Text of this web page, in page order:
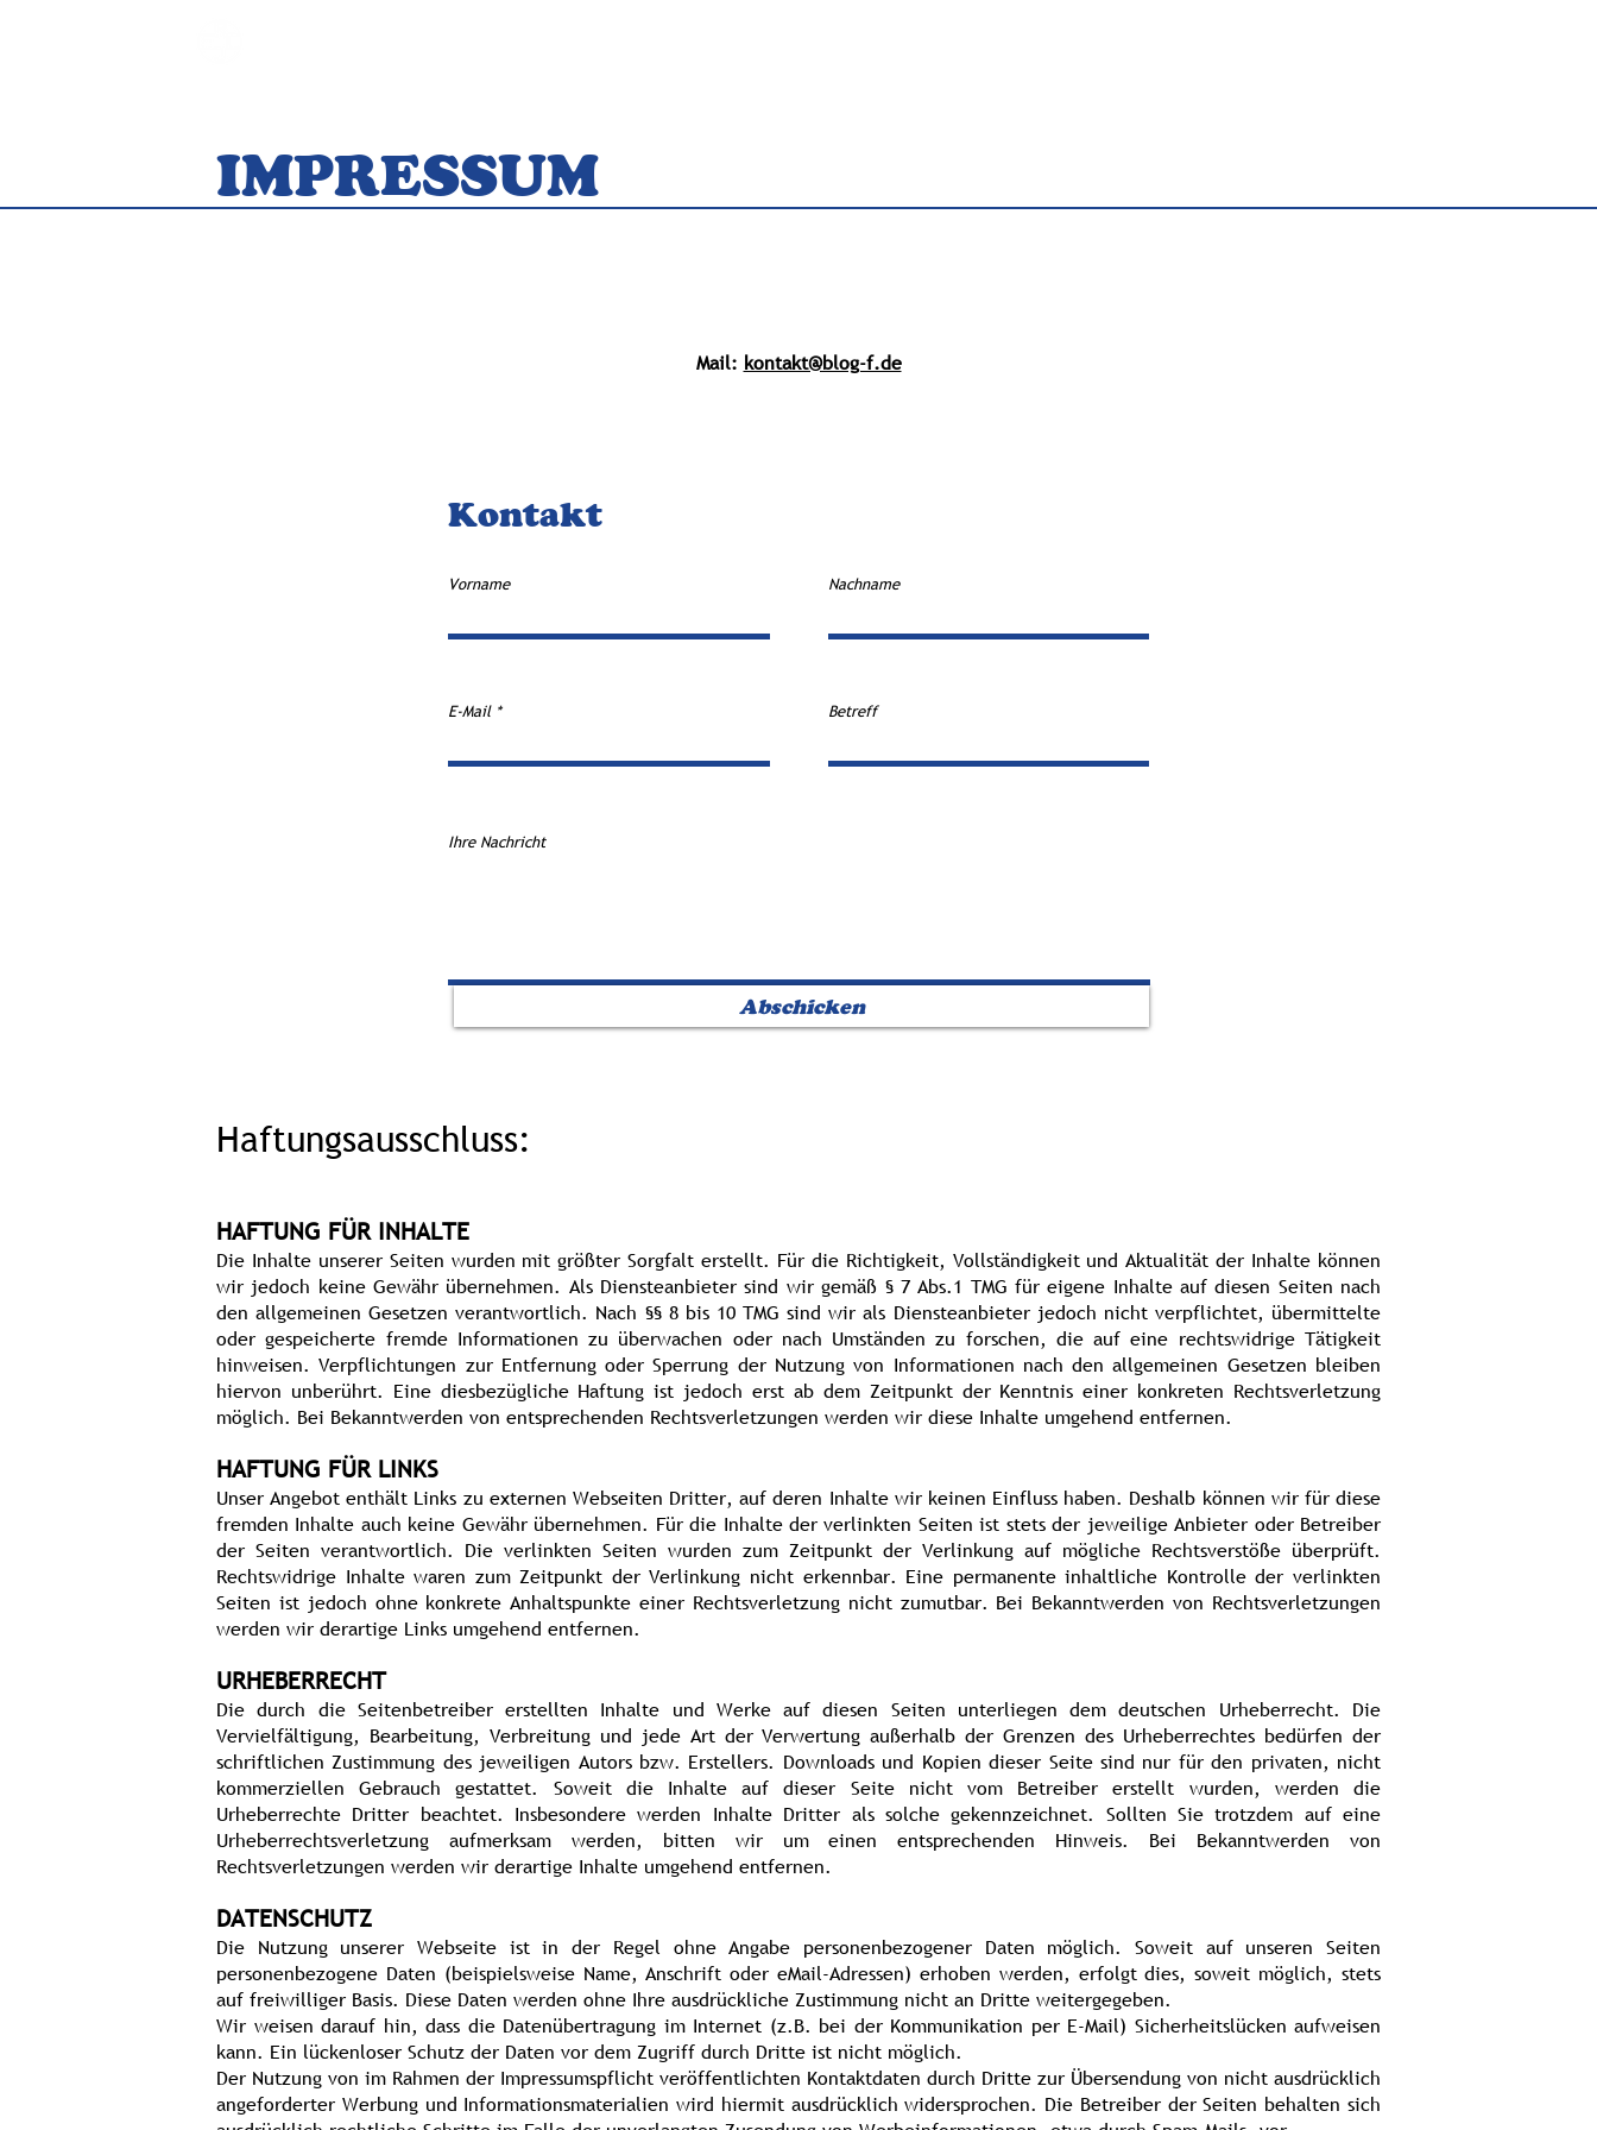
IMPRESSUM
Mail: kontakt@blog-f.de
Kontakt
Vorname Nachname
E-Mail Betreff
Ihre Nachricht
Abschicken
Haftungsausschluss:
HAFTUNG FÜR INHALTE
Die Inhalte unserer Seiten wurden mit größter Sorgfalt erstellt. Für die Richtigkeit, Vollständigkeit und Aktualität der Inhalte können
wir jedoch keine Gewähr übernehmen. Als Diensteanbieter sind wir gemäß § 7 Abs.1 TMG für eigene Inhalte auf diesen Seiten nach
den allgemeinen Gesetzen verantwortlich. Nach §§ 8 bis 10 TMG sind wir als Diensteanbieter jedoch nicht verpflichtet, übermittelte
oder gespeicherte fremde Informationen zu überwachen oder nach Umständen zu forschen, die auf eine rechtswidrige Tätigkeit
hinweisen. Verpflichtungen zur Entfernung oder Sperrung der Nutzung von Informationen nach den allgemeinen Gesetzen bleiben
hiervon unberührt. Eine diesbezügliche Haftung ist jedoch erst ab dem Zeitpunkt der Kenntnis einer konkreten Rechtsverletzung
möglich. Bei Bekanntwerden von entsprechenden Rechtsverletzungen werden wir diese Inhalte umgehend entfernen.
HAFTUNG FÜR LINKS
Unser Angebot enthält Links zu externen Webseiten Dritter, auf deren Inhalte wir keinen Einfluss haben. Deshalb können wir für diese
fremden Inhalte auch keine Gewähr übernehmen. Für die Inhalte der verlinkten Seiten ist stets der jeweilige Anbieter oder Betreiber
der Seiten verantwortlich. Die verlinkten Seiten wurden zum Zeitpunkt der Verlinkung auf mögliche Rechtsverstöße überprüft.
Rechtswidrige Inhalte waren zum Zeitpunkt der Verlinkung nicht erkennbar. Eine permanente inhaltliche Kontrolle der verlinkten
Seiten ist jedoch ohne konkrete Anhaltspunkte einer Rechtsverletzung nicht zumutbar. Bei Bekanntwerden von Rechtsverletzungen
werden wir derartige Links umgehend entfernen.
URHEBERRECHT
Die durch die Seitenbetreiber erstellten Inhalte und Werke auf diesen Seiten unterliegen dem deutschen Urheberrecht. Die
Vervielfältigung, Bearbeitung, Verbreitung und jede Art der Verwertung außerhalb der Grenzen des Urheberrechtes bedürfen der
schriftlichen Zustimmung des jeweiligen Autors bzw. Erstellers. Downloads und Kopien dieser Seite sind nur für den privaten, nicht
kommerziellen Gebrauch gestattet. Soweit die Inhalte auf dieser Seite nicht vom Betreiber erstellt wurden, werden die
Urheberrechte Dritter beachtet. Insbesondere werden Inhalte Dritter als solche gekennzeichnet. Sollten Sie trotzdem auf eine
Urheberrechtsverletzung aufmerksam werden, bitten wir um einen entsprechenden Hinweis. Bei Bekanntwerden von
Rechtsverletzungen werden wir derartige Inhalte umgehend entfernen.
DATENSCHUTZ
Die Nutzung unserer Webseite ist in der Regel ohne Angabe personenbezogener Daten möglich. Soweit auf unseren Seiten
personenbezogene Daten (beispielsweise Name, Anschrift oder eMail-Adressen) erhoben werden, erfolgt dies, soweit möglich, stets
auf freiwilliger Basis. Diese Daten werden ohne Ihre ausdrückliche Zustimmung nicht an Dritte weitergegeben.
Wir weisen darauf hin, dass die Datenübertragung im Internet (z.B. bei der Kommunikation per E-Mail) Sicherheitslücken aufweisen
kann. Ein lückenloser Schutz der Daten vor dem Zugriff durch Dritte ist nicht möglich.
Der Nutzung von im Rahmen der Impressumspflicht veröffentlichten Kontaktdaten durch Dritte zur Übersendung von nicht ausdrücklich
angeforderter Werbung und Informationsmaterialien wird hiermit ausdrücklich widersprochen. Die Betreiber der Seiten behalten sich